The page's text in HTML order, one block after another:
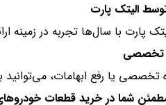
الیتک پارت
پارت با سال‌ها تجربه در
تخصصی
تخصصی یا رفع ابهامات، می‌توانید
مطمئن شما در خرید قطعات